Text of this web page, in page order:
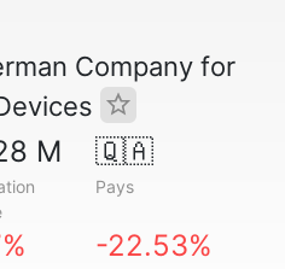
Company for
M 🇶🇦
Pays
-22.53%